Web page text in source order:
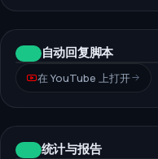
自动回复脚本
在 YouTube 上打开
统计与报告